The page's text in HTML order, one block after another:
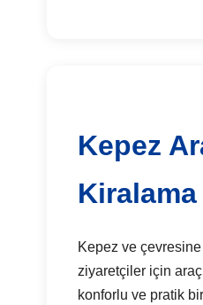
Kepez
Kiralama
Kepez ve
ziyaretçiler için
konforlu ve pratik